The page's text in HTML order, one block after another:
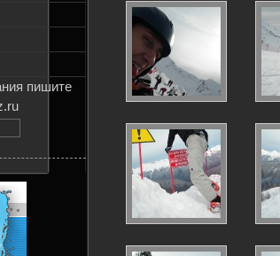
пишите